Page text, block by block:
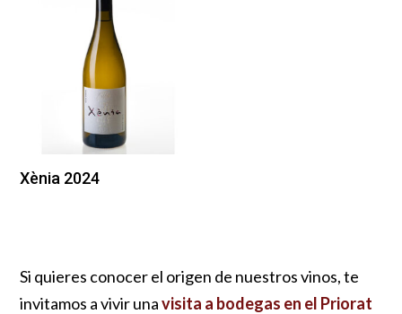
Xènia 2024
Si quieres conocer el origen de nuestros vinos, te
invitamos a vivir unavisita a bodegas en el Priorat